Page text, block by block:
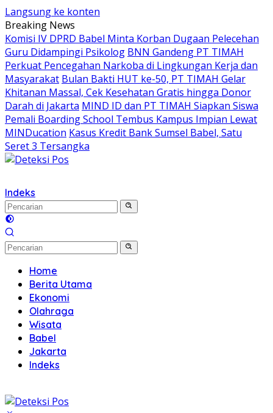
Langsung ke konten
Breaking News
Komisi IV DPRD Babel Minta Korban Dugaan Pelecehan
Guru Didampingi Psikolog BNN Gandeng PT TIMAH
Perkuat Pencegahan Narkoba di Lingkungan Kerja dan
Masyarakat Bulan Bakti HUT ke-50, PT TIMAH Gelar
Khitanan Massal, Cek Kesehatan Gratis hingga Donor
Darah di Jakarta MIND ID dan PT TIMAH Siapkan Siswa
Pemali Boarding School Tembus Kampus Impian Lewat
MINDucation Kasus Kredit Bank Sumsel Babel, Satu
Seret 3 Tersangka
Indeks
Home
Berita Utama
Ekonomi
Olahraga
Wisata
Babel
Jakarta
Indeks